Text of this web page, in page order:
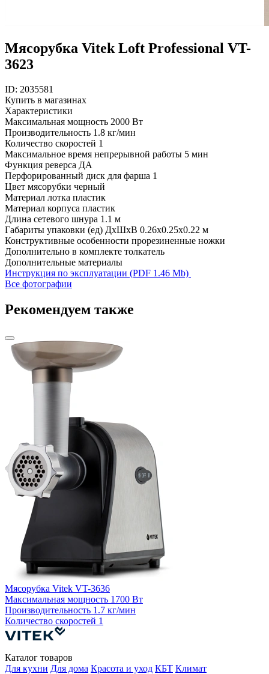
Мясорубка Vitek Loft Professional VT-
3623
ID: 2035581
Купить в магазинах
Характеристики
Максимальная мощность 2000 Вт
Производительность 1.8 кг/мин
Количество скоростей 1
Максимальное время непрерывной работы 5 мин
Функция реверса ДА
Перфорированный диск для фарша 1
Цвет мясорубки черный
Материал лотка пластик
Материал корпуса пластик
Длина сетевого шнура 1.1 м
Габариты упаковки (ед) ДхШхВ 0.26x0.25x0.22 м
Конструктивные особенности прорезиненные ножки
Дополнительно в комплекте толкатель
Дополнительные материалы
Инструкция по эксплуатации (PDF 1.46 Mb)
Все фотографии
Рекомендуем также
Мясорубка Vitek VT-3636
Максимальная мощность 1700 Вт
Производительность 1.7 кг/мин
Количество скоростей 1
Каталог товаров
Для кухни Для дома Красота и уход КБТ Климат